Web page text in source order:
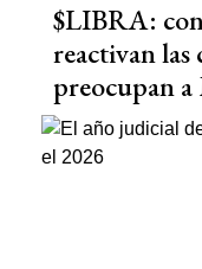
$LIBRA:
reactivan las
preocupan